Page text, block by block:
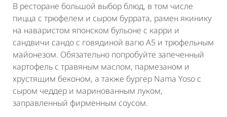
В ресторане большой выбор блюд, в том числе
пицца с трюфелем и сыром буррата, рамен якинику
на наваристом японском бульоне с карри и
сандвичи сандо с говядиной вагю A5 и трюфельным
майонезом. Обязательно попробуйте запеченный
картофель с травяным маслом, пармезаном и
хрустящим беконом, а также бургер Nama Yoso с
сыром чеддер и маринованным луком,
заправленный фирменным соусом.